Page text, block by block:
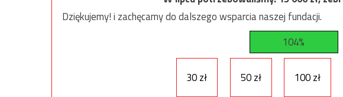
Dziękujemy! i zachęcamy do dalszego wsparcia naszej fundacji.
104%
30 zł 50 zł 100 zł